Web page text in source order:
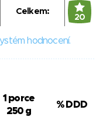
Celkem:
20
hodnocení.
1 porce
250 g
% DDD